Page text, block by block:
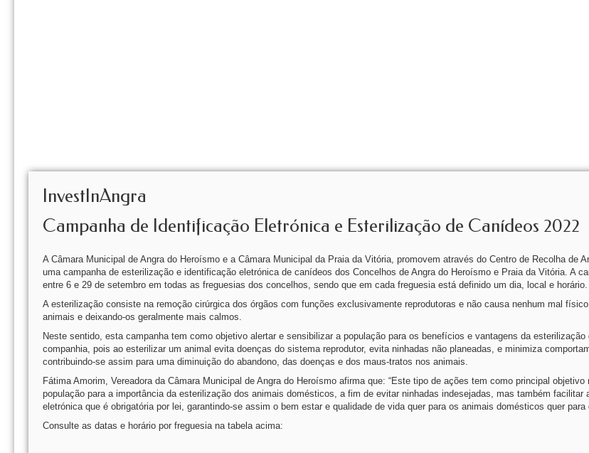
InvestInAngra
Campanha de Identificação Eletrónica e Esterilização de Canídeos 2022
A Câmara Municipal de Angra do Heroísmo e a Câmara Municipal da Praia da Vitória, promovem através do Centro de Recolha de
uma campanha de esterilização e identificação eletrónica de canídeos dos Concelhos de Angra do Heroísmo e Praia da Vitória. A
entre 6 e 29 de setembro em todas as freguesias dos concelhos, sendo que em cada freguesia está definido um dia, local e horário.
A esterilização consiste na remoção cirúrgica dos órgãos com funções exclusivamente reprodutoras e não causa nenhum mal
animais e deixando-os geralmente mais calmos.
Neste sentido, esta campanha tem como objetivo alertar e sensibilizar a população para os benefícios e vantagens da esterilização
companhia, pois ao esterilizar um animal evita doenças do sistema reprodutor, evita ninhadas não planeadas, e minimiza
contribuindo-se assim para uma diminuição do abandono, das doenças e dos maus-tratos nos animais.
Fátima Amorim, Vereadora da Câmara Municipal de Angra do Heroísmo afirma que: “Este tipo de ações tem como principal
população para a importância da esterilização dos animais domésticos, a fim de evitar ninhadas indesejadas, mas também facilitar
eletrónica que é obrigatória por lei, garantindo-se assim o bem estar e qualidade de vida quer para os animais domésticos quer para
Consulte as datas e horário por freguesia na tabela acima: